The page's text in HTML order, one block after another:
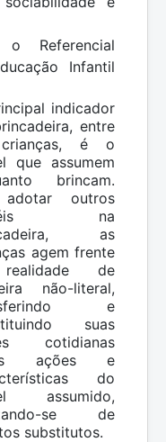
Referencial
Infantil
indicador
entre
é o
que assumem
brincam.
outros
na
as
agem frente
de
não-literal,
e
suas
cotidianas
ações e
do
assumido,
se de
substitutos.